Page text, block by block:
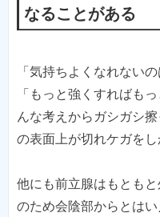
なることがある
「気持ちよくなれない
「もっと強くすればも
んな考えからガシガシ
の表面上が切れケガをし
他にも前立腺はもとも
のため会陰部からとは